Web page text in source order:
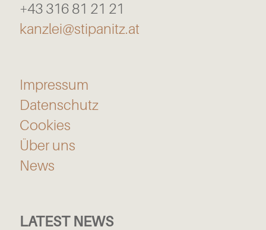
+43 316 81 21 21
kanzlei@stipanitz.at
Impressum
Datenschutz
Cookies
Über uns
News
LATEST NEWS